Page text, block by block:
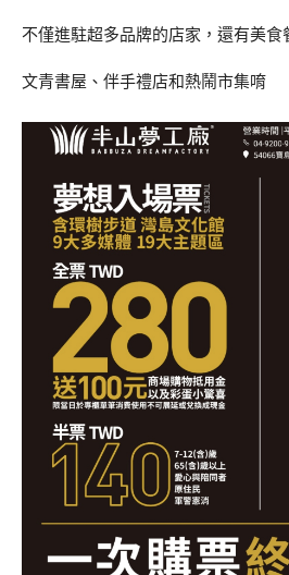
不僅進駐超多品牌的店家，還有美食
文青書屋、伴手禮店和熱鬧市集唷